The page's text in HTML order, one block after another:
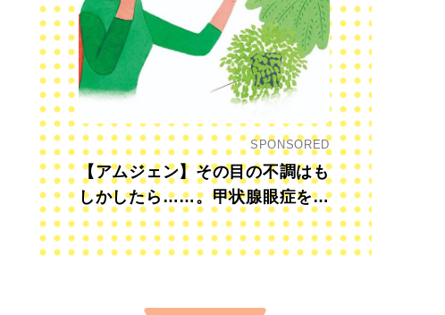
SPONSORED
【アムジェン】その目の不調はも
しかしたら……。甲状腺眼症を知
っていますか？